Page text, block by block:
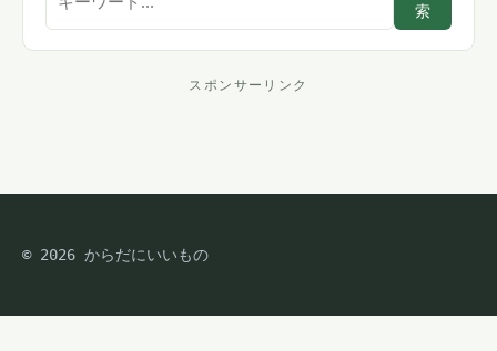
ト
索
スポンサーリンク
ン
ー
© 2026 からだにいいもの